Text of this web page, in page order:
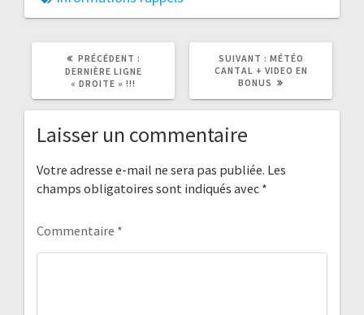
PRÉCÉDENT :
PRÉCÉDENT
DERNIÈRE LIGNE
« DROITE » !!!
SUIVANT : ARTICLE
SUIVANT
:
MÉTÉO
CANTAL + VIDEO EN
BONUS
Laisser un commentaire
Votre adresse e-mail ne sera pas publiée. Les
champs obligatoires sont indiqués avec *
Commentaire *